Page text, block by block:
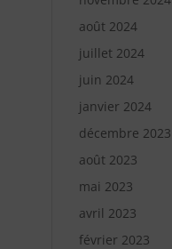
août 2024
juillet 2024
juin 2024
janvier 2024
décembre 2023
août 2023
mai 2023
avril 2023
février 2023